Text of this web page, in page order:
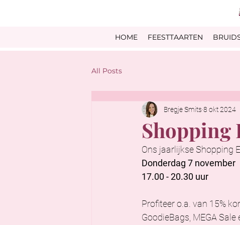
HOME FEESTTAARTEN
All Posts
Shopping
Bregje Smits 8 okt 2024
Ons jaarlijkse Shopping
Donderdag 7 november
17.00 - 20.30 uur
Profiteer o.a. van 15%
GoodieBags, MEGA